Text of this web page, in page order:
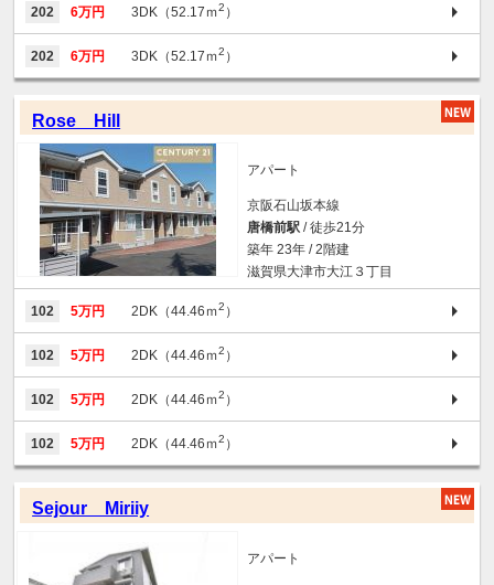
202 6万円 3DK（52.17ｍ2 ）
202 6万円 3DK（52.17ｍ2 ）
Rose Hill
アパート
京阪石山坂本線
唐橋前駅 / 徒歩21分
築年 23年 / 2階建
滋賀県大津市大江３丁目
102 5万円 2DK（44.46ｍ2 ）
102 5万円 2DK（44.46ｍ2 ）
102 5万円 2DK（44.46ｍ2 ）
102 5万円 2DK（44.46ｍ2 ）
Sejour Miriiy
アパート